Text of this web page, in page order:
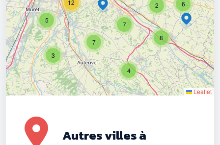
5
3
8
4
7
7
2
12 6
Leaflet
Autres villes à